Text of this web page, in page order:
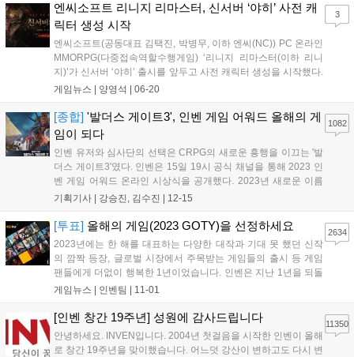
엔씨소프트 리니지 리마스터, 신서버 ‘야히’ 사전 캐
릭터 생성 시작
엔씨소프트(공동대표 김택진, 박병무, 이하 엔씨(NC)) PC 온라인
MMORPG(다중접속역할수행게임) ‘리니지 리마스터(이하 리니
지)’가 신서버 ‘야히’ 출시를 앞두고 사전 캐릭터 생성을 시작했다.
리니지는 7월 3일 신규 서버 ‘야히’를 새롭게 오픈한다. 야히 서버
특화 서버다. 엔씨(NC...
게임뉴스 | 양영석 06-20
3
[종합] '발더스 게이트3', 인벤 게임 어워드 올해의 게
임이 되다
인벤 유저와 심사단의 선택은 CRPG의 새로운 흥행을 이끄는 '발
더스 게이트3'였다. 인벤은 15일 19시 공식 채널을 통해 2023 인
벤 게임 어워드 온라인 시상식을 공개했다. 2023년 새로운 이름
으로 재정비, 유저 투표 부문을 크게 늘린 인벤 게임 어워드는 이
고 등급 부문인 '올해의 게임...
기획기사 | 강승진, 김수진 12-15
1082
[투표] 올해의 게임(2023 GOTY)을 선정하세요
2023년에는 한 해를 대표하는 다양한 대작과 기대 못 했던 신작
의 깜짝 등장, 글로벌 시장에서 주목받는 게임들의 출시 등 게임
팬들에게 더없이 행복한 1년이었습니다. 인벤은 지난 1년을 되돌
아보고 업계 전체의 창의성과 기술적 성취를 제고하고자 게임 시
함께 반영하고자 합니다. 이를 위해 202...
게임뉴스 | 인벤팀 11-01
2634
[인벤 창간 19주년] 성원에 감사드립니다
안녕하세요. INVEN입니다. 2004년 첫걸음을 시작한 인벤이 올해
로 창간 19주년을 맞이했습니다. 어느덧 강산이 변하고도 다시 변
11350